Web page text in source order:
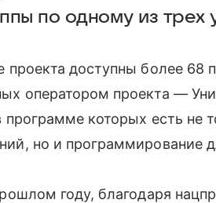
по одному из трех
проекта доступны более
оператором проекта —
программе которых есть не
но и программирование
году, благодаря